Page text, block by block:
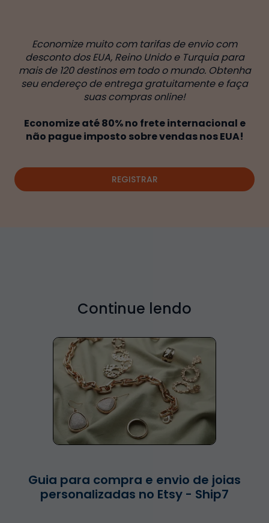
Economize muito com tarifas de envio com
desconto dos EUA, Reino Unido e Turquia para
mais de 120 destinos em todo o mundo. Obtenha
seu endereço de entrega gratuitamente e faça
suas compras online!
Economize até 80% no frete internacional e
não pague imposto sobre vendas nos EUA!
REGISTRAR
Continue lendo
Guia para compra e envio de joias
personalizadas no Etsy - Ship7